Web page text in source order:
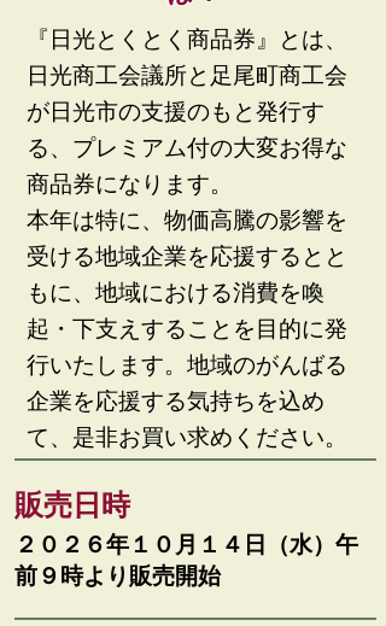
『日光とくとく商品券』とは、
日光商工会議所と足尾町商工会
が日光市の支援のもと発行す
る、プレミアム付の大変お得な
商品券になります。
本年は特に、物価高騰の影響を
受ける地域企業を応援するとと
もに、地域における消費を喚
起・下支えすることを目的に発
行いたします。地域のがんばる
企業を応援する気持ちを込め
て、是非お買い求めください。
販売日時
２０２６年１０月１４日（水）午
前９時より販売開始